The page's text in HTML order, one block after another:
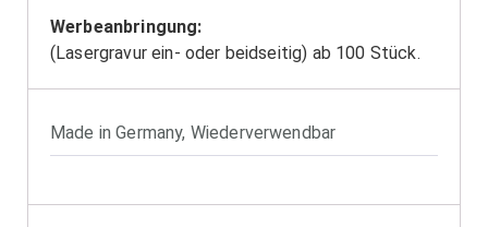
Werbeanbringung:
(Lasergravur ein- oder beidseitig) ab 100 Stück.
Made in Germany, Wiederverwendbar